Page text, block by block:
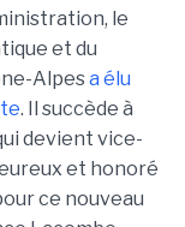
le
et du
Alpesa élu
. Il succède à
devient vice-
et honoré
ce nouveau